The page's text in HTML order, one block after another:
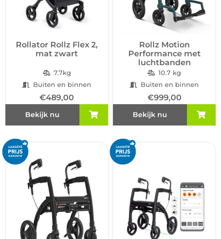
Rollator Rollz Flex 2,
mat zwart
7.7kg
Buiten en binnen
€489,00
Bekijk nu
Rollz Motion
Performance met
luchtbanden
10.7 kg
Buiten en binnen
€999,00
Bekijk nu